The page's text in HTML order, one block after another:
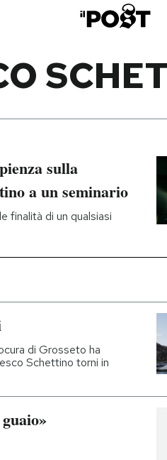
sulla
a un seminario
finalità di un qualsiasi
di Grosseto ha
Schettino torni in